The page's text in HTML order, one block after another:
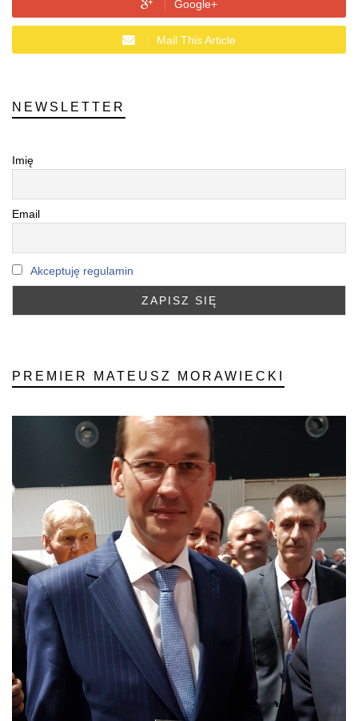
Google+
Mail This Article
NEWSLETTER
Imię
Email
Akceptuję regulamin
PREMIER MATEUSZ MORAWIECKI